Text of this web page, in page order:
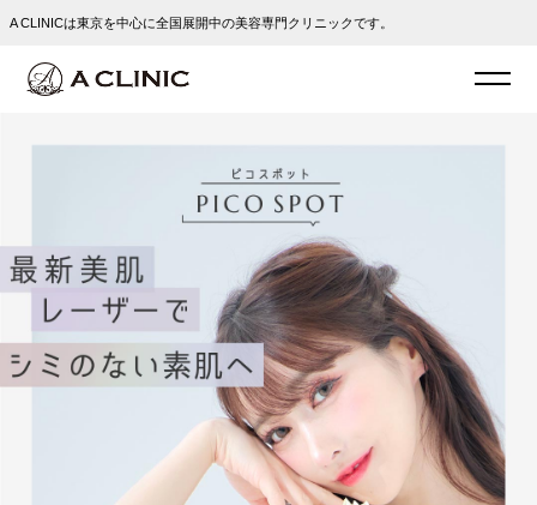
A CLINICは東京を中心に全国展開中の美容専門クリニックです。